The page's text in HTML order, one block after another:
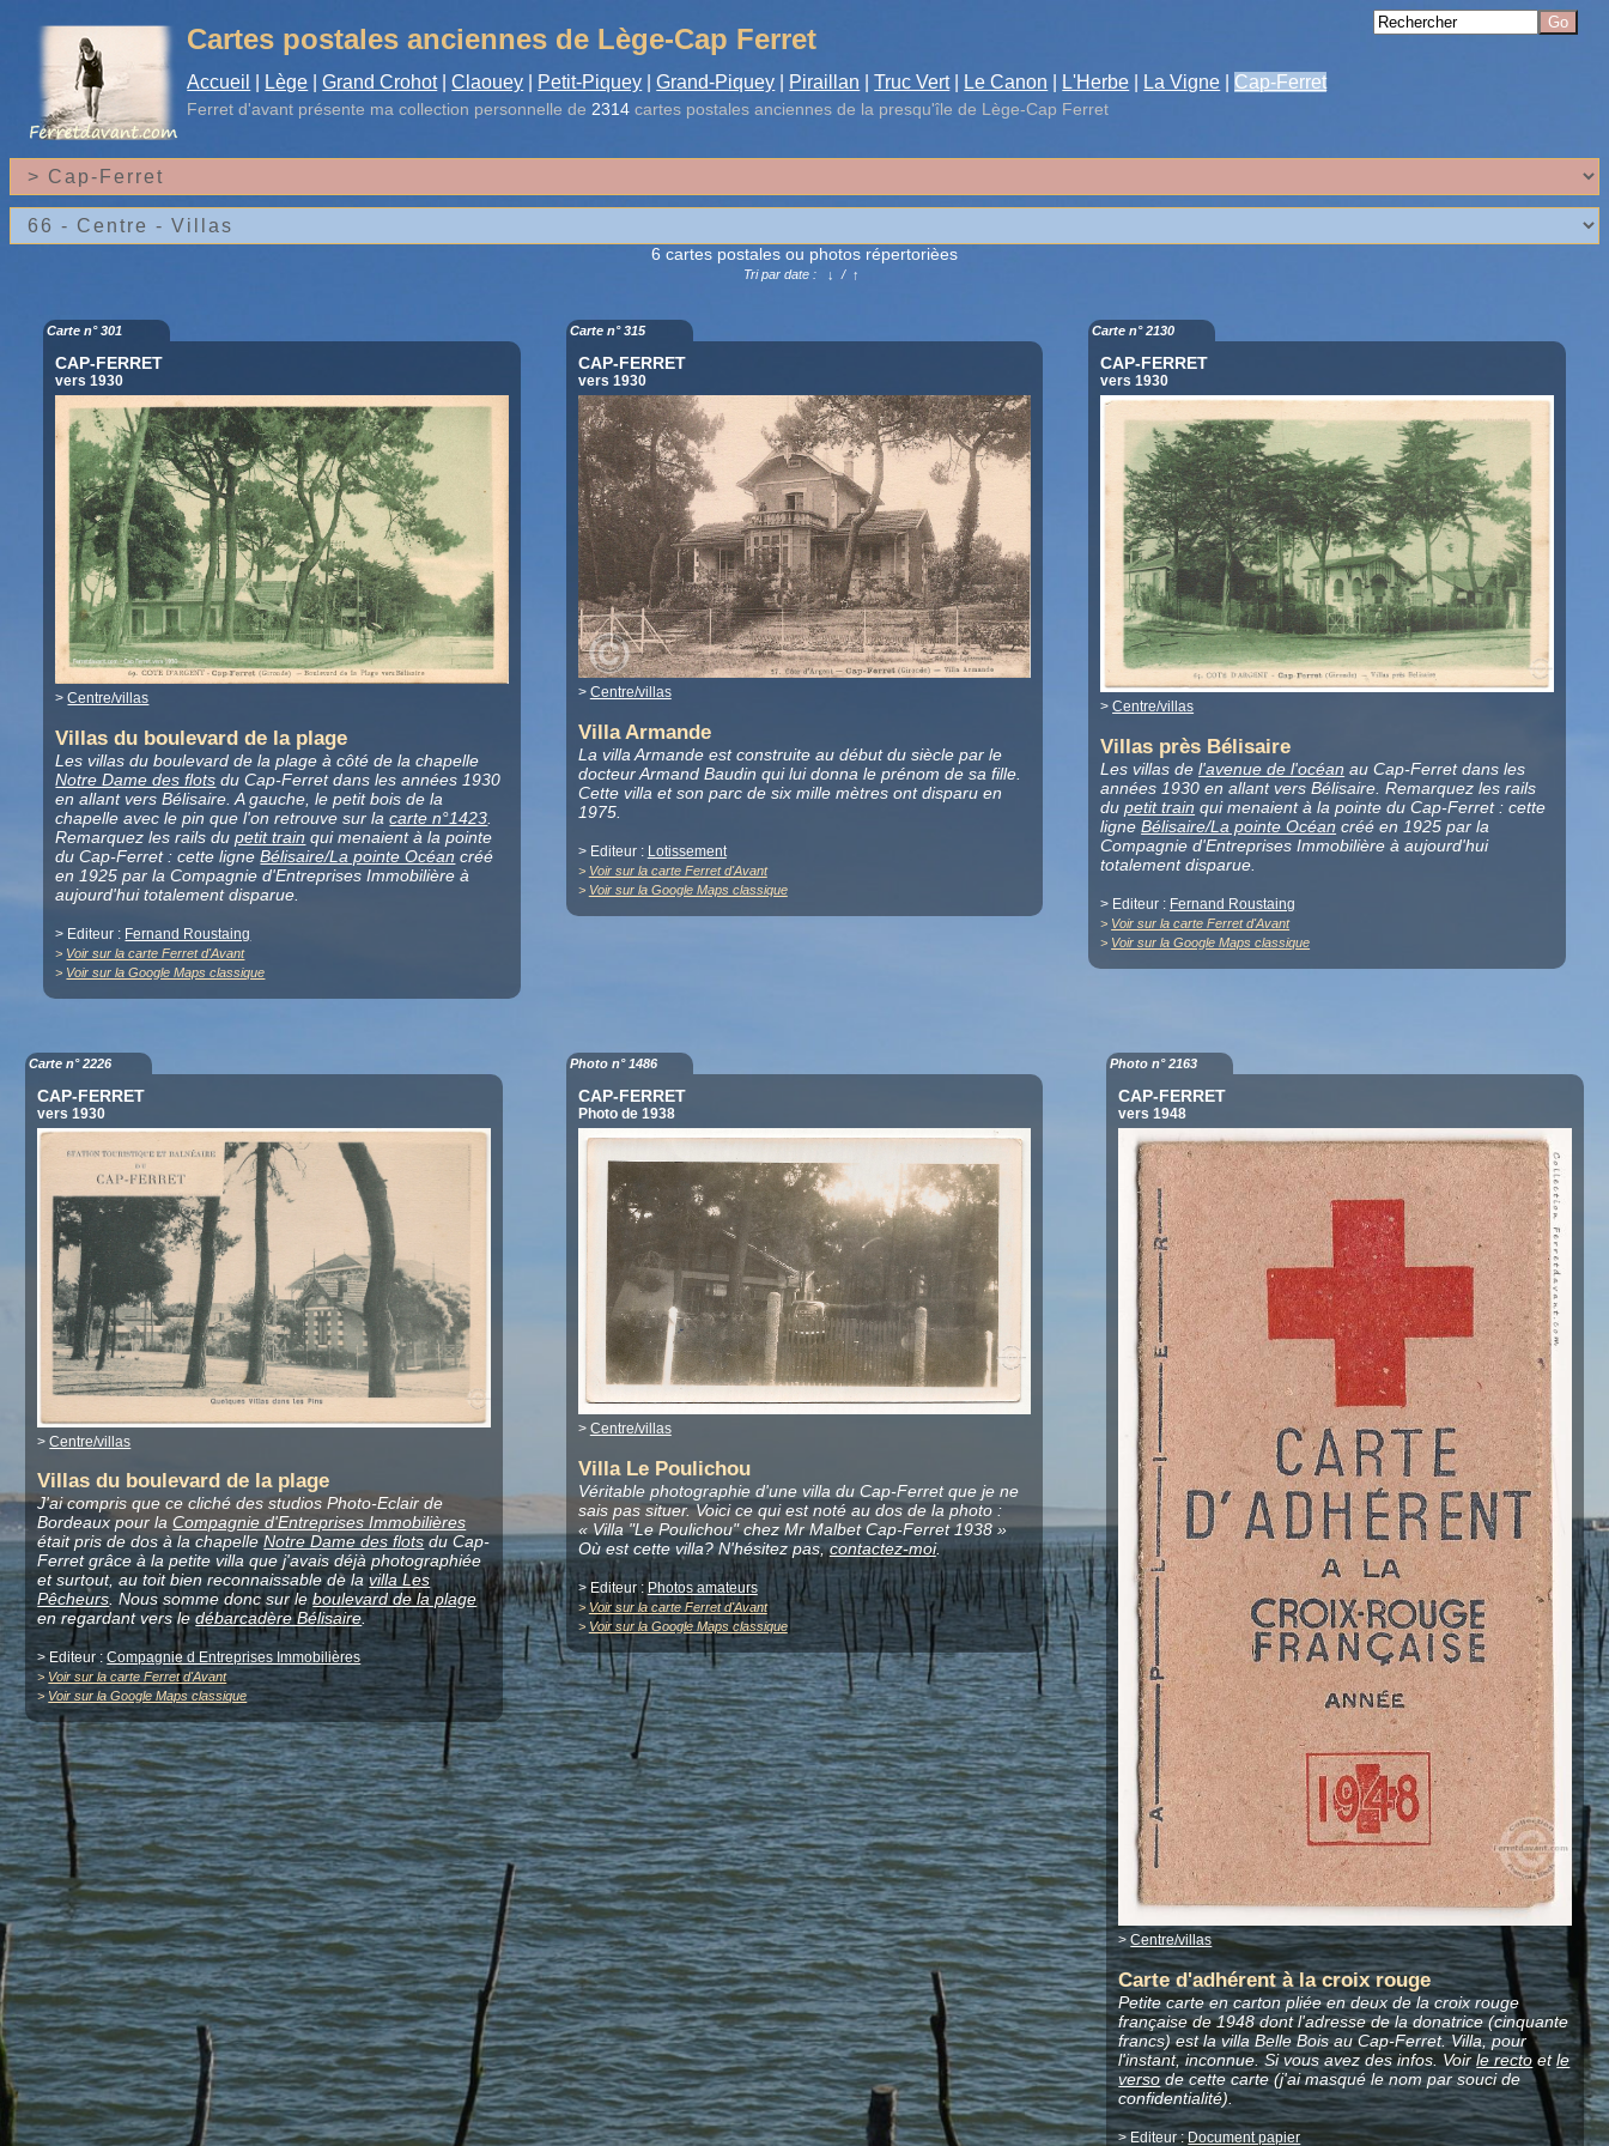
Cartes postales anciennes de Lège-Cap Ferret
Accueil Lège Grand Crohot Claouey Petit-Piquey Grand-Piquey Piraillan Truc Vert Le Canon L'Herbe La Vigne Cap-Ferret
Ferret d'avant présente ma collection personnelle de 2314 cartes postales anciennes de la presqu'île de Lège-Cap Ferret
6 cartes postales ou photos répertorièes
Tri par date : ↓ /↑
Carte n° 301
CAP-FERRET
vers 1930
>Centre/villas
Villas du boulevard de la plage
Les villas du boulevard de la plage à côté de la chapelle
Notre Dame des flots du Cap-Ferret dans les années 1930
en allant vers Bélisaire. A gauche, le petit bois de la
chapelle avec le pin que l'on retrouve sur lacarte n°1423
Remarquez les rails dupetit train qui menaient à la pointe
du Cap-Ferret : cette ligneBélisaire/La pointe Océan créé
en 1925 par la Compagnie d'Entreprises Immobilière à
aujourd'hui totalement disparue.
> Editeur : Fernand Roustaing
> Voir sur la carte Ferret d'Avant
> Voir sur la Google Maps classique
Carte n° 315
CAP-FERRET
vers 1930
> Centre/villas
Villa Armande
La villa Armande est construite au début du siècle par le
docteur Armand Baudin qui lui donna le prénom de sa fille.
Cette villa et son parc de six mille mètres ont disparu en
1975.
> Editeur : Lotissement
> Voir sur la carte Ferret d'Avant
> Voir sur la Google Maps classique
Carte n° 2130
CAP-FERRET
vers 1930
>Centre/villas
Villas près Bélisaire
Les villas del'avenue de l'océan au Cap-Ferret dans les
années 1930 en allant vers Bélisaire. Remarquez les rails
dupetit train qui menaient à la pointe du Cap-Ferret : cette
ligneBélisaire/La pointe Océan créé en 1925 par la
Compagnie d'Entreprises Immobilière à aujourd'hui
totalement disparue.
> Editeur : Fernand Roustaing
> Voir sur la carte Ferret d'Avant
> Voir sur la Google Maps classique
Carte n° 2226
CAP-FERRET
vers 1930
>Centre/villas
Villas du boulevard de la plage
J'ai compris que ce cliché des studios Photo-Eclair de
Bordeaux pour laCompagnie d'Entreprises Immobilières
était pris de dos à la chapelleNotre Dame des flotsdu Cap-
Ferret grâce à la petite villa que j'avais déjà photographiée
et surtout, au toit bien reconnaissable de lavilla Les
Pêcheurs. Nous somme donc sur leboulevard de la plage
en regardant vers ledébarcadère Bélisaire.
> Editeur :Compagnie d Entreprises Immobilières
> Voir sur la carte Ferret d'Avant
> Voir sur la Google Maps classique
Photo n° 1486
CAP-FERRET
Photo de 1938
> Centre/villas
Villa Le Poulichou
Véritable photographie d'une villa du Cap-Ferret que je ne
sais pas situer. Voici ce qui est noté au dos de la photo :
« Villa "Le Poulichou" chez Mr Malbet Cap-Ferret 1938 »
Où est cette villa? N'hésitez pas,contactez-moi.
> Editeur : Photos amateurs
>Voir sur la carte Ferret d'Avant
> Voir sur la Google Maps classique
Photo n° 2163
CAP-FERRET
vers 1948
>Centre/villas
Carte d'adhérent à la croix rouge
Petite carte en carton pliée en deux de la croix rouge
française de 1948 dont l'adresse de la donatrice (cinquante
francs) est la villa Belle Bois au Cap-Ferret. Villa, pour
l'instant, inconnue. Si vous avez des infos. Voirle recto etle
versode cette carte (j'ai masqué le nom par souci de
confidentialité).
> Editeur :Document papier